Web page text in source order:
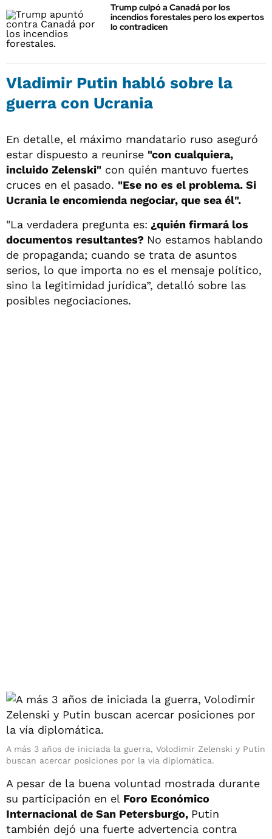
Trump culpó a Canadá por los
incendios forestales pero los expertos
lo contradicen
Vladimir Putin habló sobre la
guerra con Ucrania
En detalle, el máximo mandatario ruso aseguró
estar dispuesto a reunirse "con cualquiera,
incluido Zelenski" con quién mantuvo fuertes
cruces en el pasado. "Ese no es el problema. Si
Ucrania le encomienda negociar, que sea él".
"La verdadera pregunta es: ¿quién firmará los
documentos resultantes? No estamos hablando
de propaganda; cuando se trata de asuntos
serios, lo que importa no es el mensaje político,
sino la legitimidad jurídica”, detalló sobre las
posibles negociaciones.
A más 3 años de iniciada la guerra, Volodimir Zelenski y Putin
buscan acercar posiciones por la vía diplomática.
A pesar de la buena voluntad mostrada durante
su participación en el Foro Económico
Internacional de San Petersburgo, Putin
también dejó una fuerte advertencia contra